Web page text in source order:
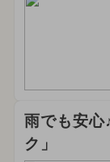
雨でも安心
ク」